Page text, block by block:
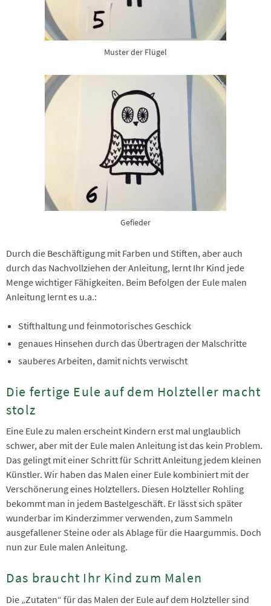
Muster der Flügel
Gefieder
Durch die Beschäftigung mit Farben und Stiften, aber auch
durch das Nachvollziehen der Anleitung, lernt Ihr Kind jede
Menge wichtiger Fähigkeiten. Beim Befolgen der Eule malen
Anleitung lernt es u.a.:
Stifthaltung und feinmotorisches Geschick
genaues Hinsehen durch das Übertragen der Malschritte
sauberes Arbeiten, damit nichts verwischt
Die fertige Eule auf dem Holzteller macht
stolz
Eine Eule zu malen erscheint Kindern erst mal unglaublich
schwer, aber mit der Eule malen Anleitung ist das kein Problem.
Das gelingt mit einer Schritt für Schritt Anleitung jedem kleinen
Künstler. Wir haben das Malen einer Eule kombiniert mit der
Verschönerung eines Holztellers. Diesen Holzteller Rohling
bekommt man in jedem Bastelgeschäft. Er lässt sich später
wunderbar im Kinderzimmer verwenden, zum Sammeln
ausgefallener Steine oder als Ablage für die Haargummis. Doch
nun zur Eule malen Anleitung.
Das braucht Ihr Kind zum Malen
Die „Zutaten“ für das Malen der Eule auf dem Holzteller sind